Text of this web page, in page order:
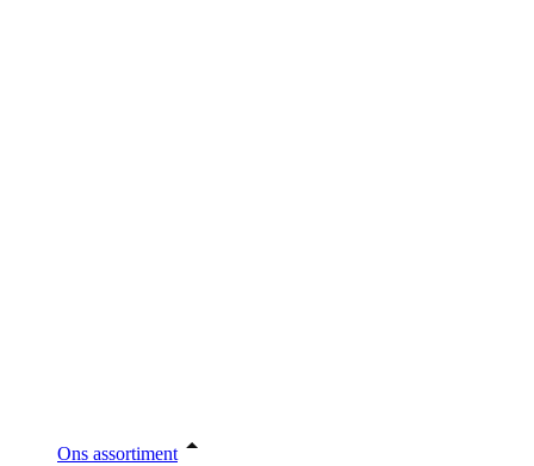
Ons assortiment